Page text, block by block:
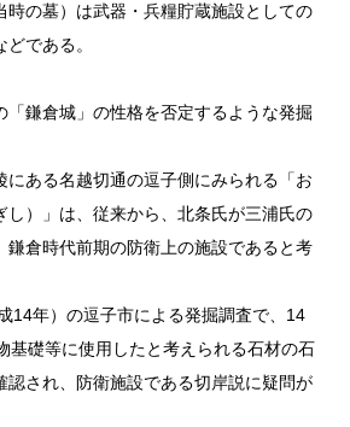
時の墓）は武器・兵糧貯蔵施設としての
である。
「鎌倉城」の性格を否定するような発掘
にある名越切通の逗子側にみられる「お
し）」は、従来から、北条氏が三浦氏の
鎌倉時代前期の防衛上の施設であると考
14年）の逗子市による発掘調査で、14
基礎等に使用したと考えられる石材の石
認され、防衛施設である切岸説に疑問が